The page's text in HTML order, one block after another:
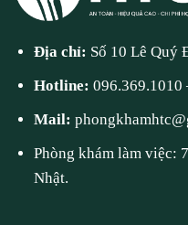
Địa chỉ: Số 10 Lê Quý
Hotline:096.369.1010
Mail:
Phòng khám làm việc:
Nhật.